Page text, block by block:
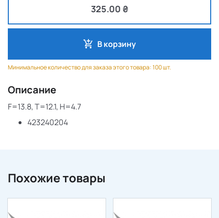
325.00 ₴
В корзину
Минимальное количество для заказа этого товара: 100 шт.
Описание
F=13.8, T=12.1, H=4.7
423240204
Похожие товары